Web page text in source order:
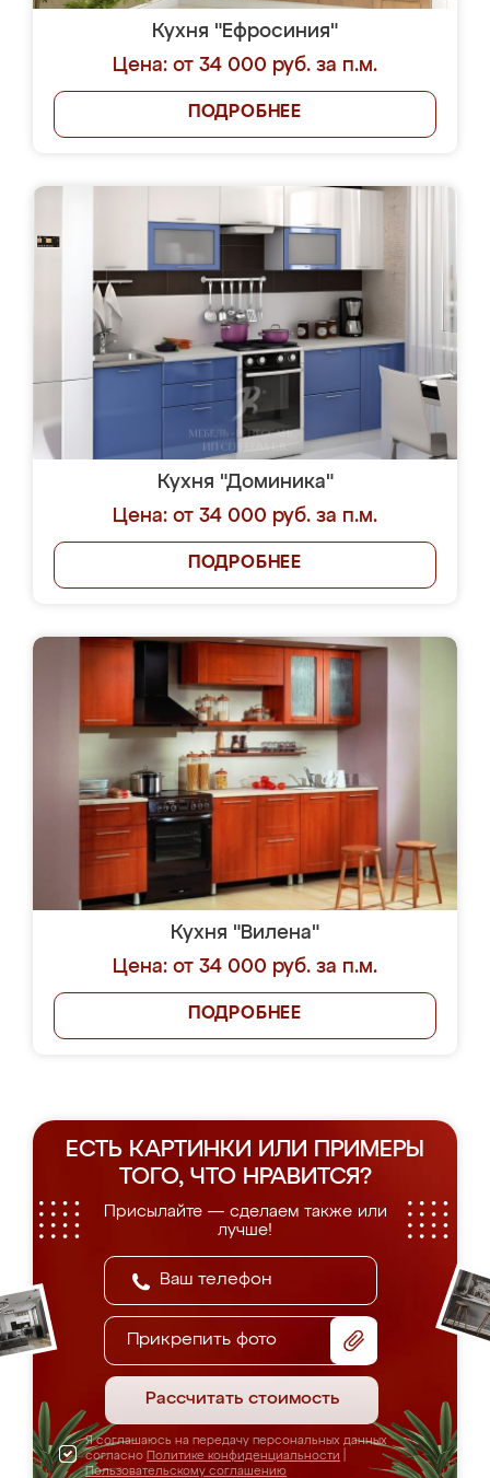
Кухня "Ефросиния"
Цена: от 34 000 руб. за п.м.
ПОДРОБНЕЕ
Кухня "Доминика"
Цена: от 34 000 руб. за п.м.
ПОДРОБНЕЕ
Кухня "Вилена"
Цена: от 34 000 руб. за п.м.
ПОДРОБНЕЕ
ЕСТЬ КАРТИНКИ ИЛИ ПРИМЕРЫ
ТОГО, ЧТО НРАВИТСЯ?
Присылайте — сделаем также или
лучше!
Прикрепить фото
Рассчитать стоимость
Я соглашаюсь на передачу персональных данных
согласно Политике конфиденциальности
Пользовательскому соглашению